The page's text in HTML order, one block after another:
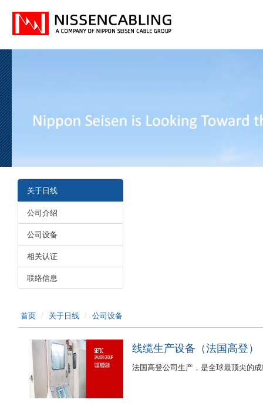
关于日线
公司介绍
公司设备
相关认证
联络信息
首页 关于日线 公司设备
线缆生产设备（法国高登）
法国高登公司生产，是全球最顶尖的